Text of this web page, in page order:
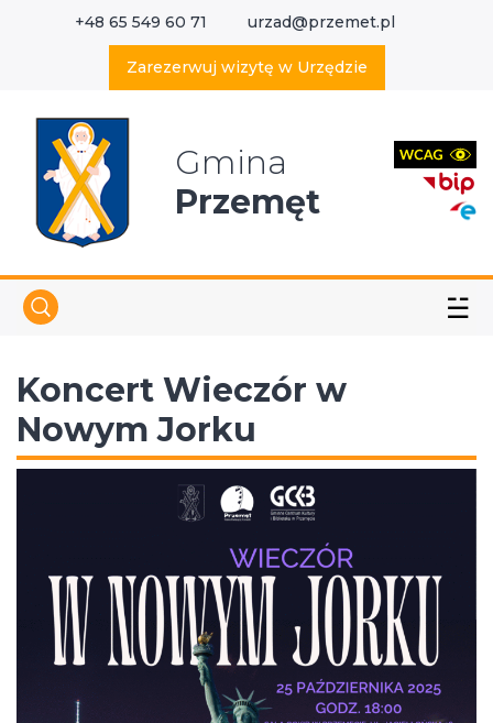
+48 65 549 60 71 urzad@przemet.pl
Zarezerwuj wizytę w Urzędzie
Gmina
Przemęt
☱
Koncert Wieczór w
Nowym Jorku
Wyszukaj w serwisie